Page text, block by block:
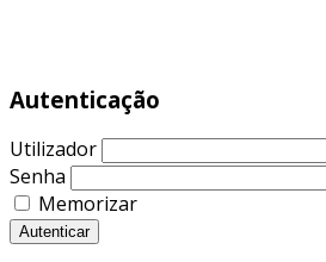
Autenticação
Utilizador
Senha
Memorizar
Autenticar